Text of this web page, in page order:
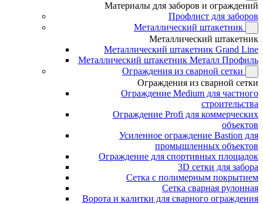
Материалы для заборов и ограждений
Профлист для заборов
Металлический штакетник
Металлический штакетник
Металлический штакетник Grand Line
Металлический штакетник Металл Профиль
Ограждения из сварной сетки
Ограждения из сварной сетки
Ограждение Medium для частного
строительства
Ограждение Profi для коммерческих
объектов
Усиленное ограждение Bastion для
промышленных объектов
Ограждение для спортивных площадок
3D сетки для забора
Сетка с полимерным покрытием
Сетка сварная рулонная
Ворота и калитки для сварного ограждения